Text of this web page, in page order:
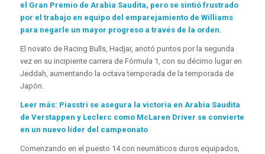
el Gran Premio de Arabia Saudita, pero se sintió frustrado
por el trabajo en equipo del emparejamiento de Williams
para negarle un mayor progreso a través de la orden.
El novato de Racing Bulls, Hadjar, anotó puntos por la segunda
vez en su incipiente carrera de Fórmula 1, con su décimo lugar en
Jeddah, aumentando la octava temporada de la temporada de
Japón.
Leer más: Piasstri se asegura la victoria en Arabia Saudita
de Verstappen y Leclerc como McLaren Driver se convierte
en un nuevo líder del campeonato
Comenzando en el puesto 14 con neumáticos duros equipados,